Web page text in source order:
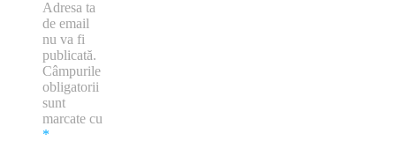
Adresa ta
de email
nu va fi
publicată.
Câmpurile
obligatorii
sunt
marcate cu
*